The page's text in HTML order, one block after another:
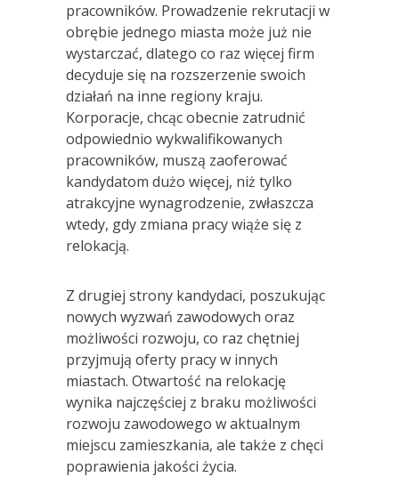
pracowników. Prowadzenie rekrutacji w
obrębie jednego miasta może już nie
wystarczać, dlatego co raz więcej firm
decyduje się na rozszerzenie swoich
działań na inne regiony kraju.
Korporacje, chcąc obecnie zatrudnić
odpowiednio wykwalifikowanych
pracowników, muszą zaoferować
kandydatom dużo więcej, niż tylko
atrakcyjne wynagrodzenie, zwłaszcza
wtedy, gdy zmiana pracy wiąże się z
relokacją.
Z drugiej strony kandydaci, poszukując
nowych wyzwań zawodowych oraz
możliwości rozwoju, co raz chętniej
przyjmują oferty pracy w innych
miastach. Otwartość na relokację
wynika najczęściej z braku możliwości
rozwoju zawodowego w aktualnym
miejscu zamieszkania, ale także z chęci
poprawienia jakości życia.